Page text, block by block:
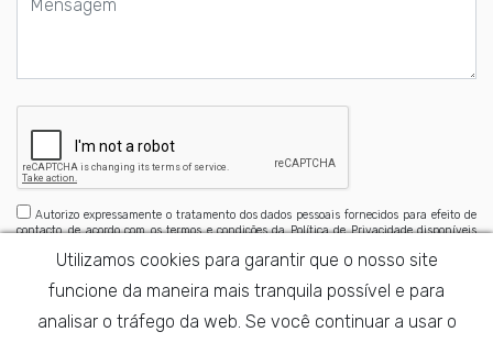
Autorizo expressamente o tratamento dos dados pessoais fornecidos para efeito de
contacto, de acordo com os termos e condições da Política de Privacidade disponíveis
Utilizamos cookies para garantir que o nosso site
funcione da maneira mais tranquila possível e para
analisar o tráfego da web. Se você continuar a usar o